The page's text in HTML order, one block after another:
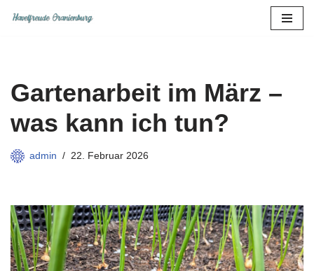
Gartenarbeit im März –
was kann ich tun?
admin 22. Februar 2026